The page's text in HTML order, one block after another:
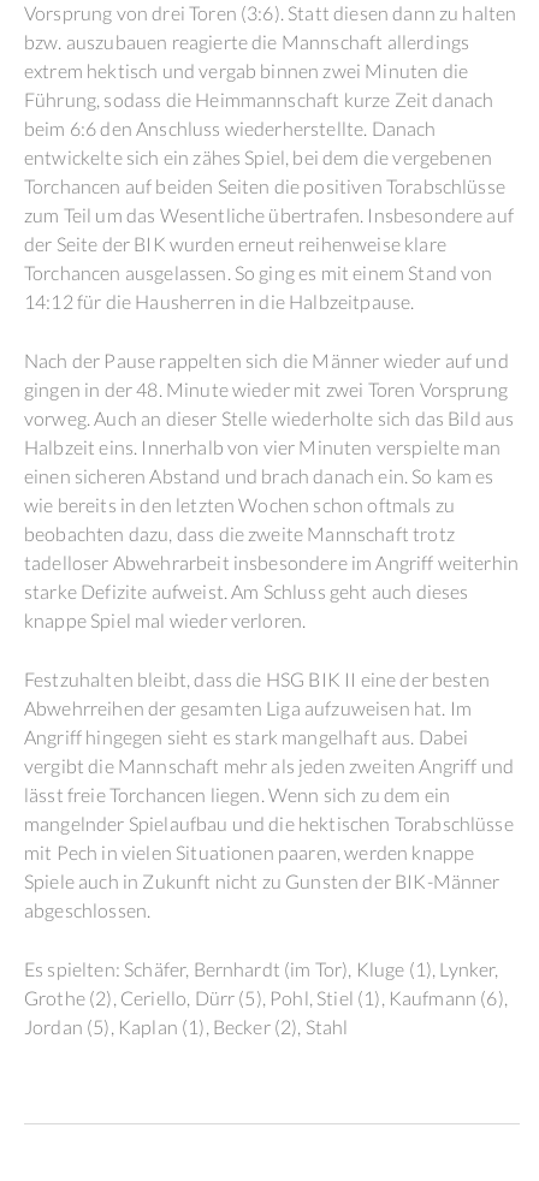
Vorsprung von drei Toren (3:6). Statt diesen dann zu halten
bzw. auszubauen reagierte die Mannschaft allerdings
extrem hektisch und vergab binnen zwei Minuten die
Führung, sodass die Heimmannschaft kurze Zeit danach
beim 6:6 den Anschluss wiederherstellte. Danach
entwickelte sich ein zähes Spiel, bei dem die vergebenen
Torchancen auf beiden Seiten die positiven Torabschlüsse
zum Teil um das Wesentliche übertrafen. Insbesondere auf
der Seite der BIK wurden erneut reihenweise klare
Torchancen ausgelassen. So ging es mit einem Stand von
14:12 für die Hausherren in die Halbzeitpause.
Nach der Pause rappelten sich die Männer wieder auf und
gingen in der 48. Minute wieder mit zwei Toren Vorsprung
vorweg. Auch an dieser Stelle wiederholte sich das Bild aus
Halbzeit eins. Innerhalb von vier Minuten verspielte man
einen sicheren Abstand und brach danach ein. So kam es
wie bereits in den letzten Wochen schon oftmals zu
beobachten dazu, dass die zweite Mannschaft trotz
tadelloser Abwehrarbeit insbesondere im Angriff weiterhin
starke Defizite aufweist. Am Schluss geht auch dieses
knappe Spiel mal wieder verloren.
Festzuhalten bleibt, dass die HSG BIK II eine der besten
Abwehrreihen der gesamten Liga aufzuweisen hat. Im
Angriff hingegen sieht es stark mangelhaft aus. Dabei
vergibt die Mannschaft mehr als jeden zweiten Angriff und
lässt freie Torchancen liegen. Wenn sich zu dem ein
mangelnder Spielaufbau und die hektischen Torabschlüsse
mit Pech in vielen Situationen paaren, werden knappe
Spiele auch in Zukunft nicht zu Gunsten der BIK-Männer
abgeschlossen.
Es spielten: Schäfer, Bernhardt (im Tor), Kluge (1), Lynker,
Grothe (2), Ceriello, Dürr (5), Pohl, Stiel (1), Kaufmann (6),
Jordan (5), Kaplan (1), Becker (2), Stahl